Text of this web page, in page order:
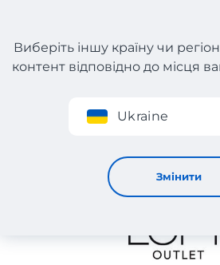
Реєстрація
Виберіть іншу країну чи
контент відповідно до місця
Ukraine
Змінити
LOFT OUTLET